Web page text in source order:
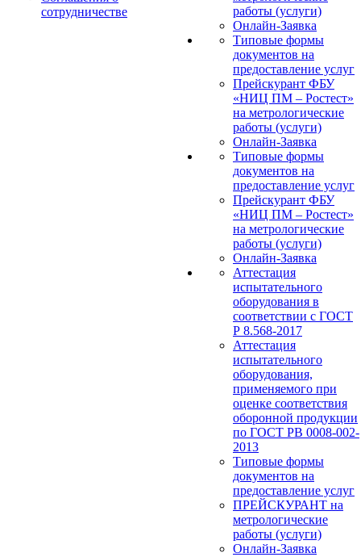
сотрудничестве
работы (услуги)
Онлайн-Заявка
Типовые формы
документов на
предоставление услуг
Прейскурант ФБУ
«НИЦ ПМ – Ростест»
на метрологические
работы (услуги)
Онлайн-Заявка
Типовые формы
документов на
предоставление услуг
Прейскурант ФБУ
«НИЦ ПМ – Ростест»
на метрологические
работы (услуги)
Онлайн-Заявка
Аттестация
испытательного
оборудования в
соответствии с ГОСТ
Р 8.568-2017
Аттестация
испытательного
оборудования,
применяемого при
оценке соответствия
оборонной продукции
по ГОСТ РВ 0008-002-
2013
Типовые формы
документов на
предоставление услуг
ПРЕЙСКУРАНТ на
метрологические
работы (услуги)
Онлайн-Заявка